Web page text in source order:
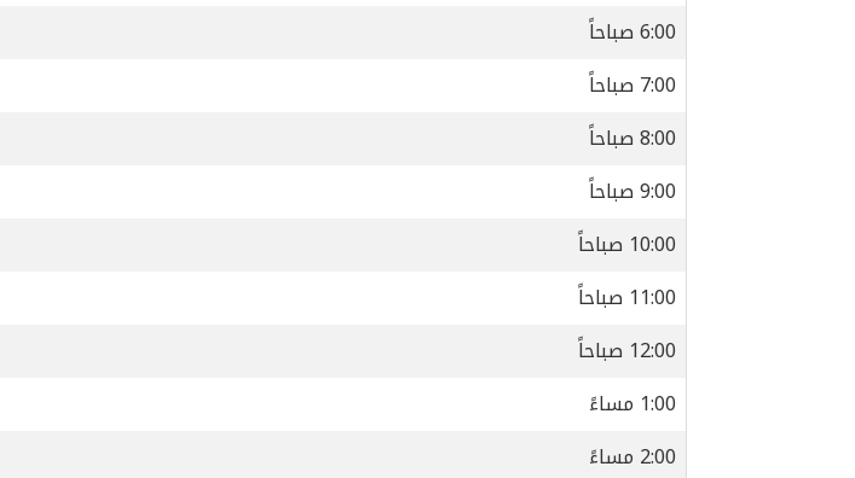
6:00 صباحاً
7:00 صباحاً
8:00 صباحاً
9:00 صباحاً
10:00 صباحاً
11:00 صباحاً
12:00 صباحاً
1:00 مساءً
2:00 مساءً